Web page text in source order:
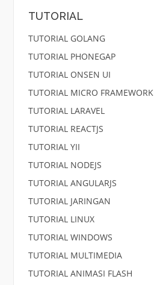
TUTORIAL
TUTORIAL GOLANG
TUTORIAL PHONEGAP
TUTORIAL ONSEN UI
TUTORIAL MICRO FRAMEWORK
TUTORIAL LARAVEL
TUTORIAL REACTJS
TUTORIAL YII
TUTORIAL NODEJS
TUTORIAL ANGULARJS
TUTORIAL JARINGAN
TUTORIAL LINUX
TUTORIAL WINDOWS
TUTORIAL MULTIMEDIA
TUTORIAL ANIMASI FLASH